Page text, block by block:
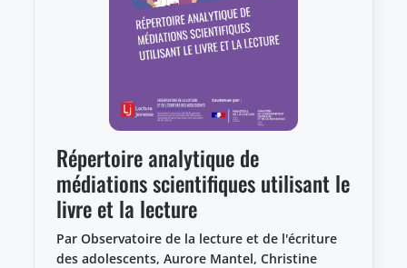
Répertoire analytique de
médiations scientifiques utilisant le
livre et la lecture
Par Observatoire de la lecture et de l'écriture
des adolescents, Aurore Mantel, Christine